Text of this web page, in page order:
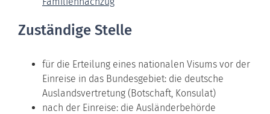
Zuständige Stelle
für die Erteilung eines nationalen Visums vor der
Einreise in das Bundesgebiet: die deutsche
Auslandsvertretung (Botschaft, Konsulat)
nach der Einreise: die Ausländerbehörde